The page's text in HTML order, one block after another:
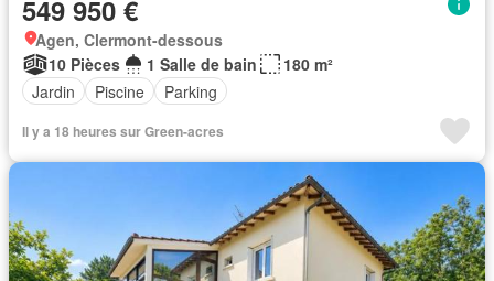
549 950 €
Agen, Clermont-dessous
10 Pièces
1 Salle de bain
180 m²
Jardin
Piscine Parking
Il y a 18 heures sur Green-acres